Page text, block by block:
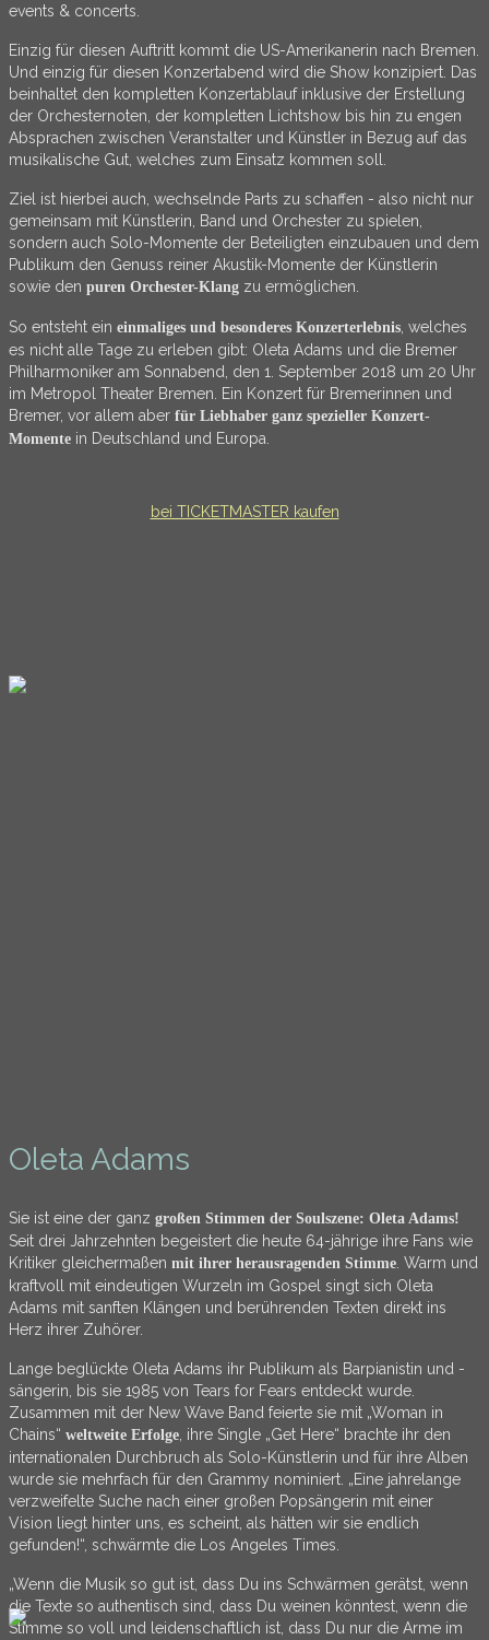
events & concerts.
Einzig für diesen Auftritt kommt die US-Amerikanerin nach Bremen.
Und einzig für diesen Konzertabend wird die Show konzipiert. Das
beinhaltet den kompletten Konzertablauf inklusive der Erstellung
der Orchesternoten, der kompletten Lichtshow bis hin zu engen
Absprachen zwischen Veranstalter und Künstler in Bezug auf das
musikalische Gut, welches zum Einsatz kommen soll.
Ziel ist hierbei auch, wechselnde Parts zu schaffen - also nicht nur
gemeinsam mit Künstlerin, Band und Orchester zu spielen,
sondern auch Solo-Momente der Beteiligten einzubauen und dem
Publikum den Genuss reiner Akustik-Momente der Künstlerin
sowie den puren Orchester-Klang zu ermöglichen.
So entsteht ein einmaliges und besonderes Konzerterlebnis , welches
es nicht alle Tage zu erleben gibt: Oleta Adams und die Bremer
Philharmoniker am Sonnabend, den 1. September 2018 um 20 Uhr
im Metropol Theater Bremen. Ein Konzert für Bremerinnen und
Bremer, vor allem aber für Liebhaber ganz spezieller Konzert-
Momente in Deutschland und Europa.
bei TICKETMASTER kaufen
Oleta Adams
Sie ist eine der ganz großen Stimmen der Soulszene: Oleta Adams!
Seit drei Jahrzehnten begeistert die heute 64-jährige ihre Fans wie
Kritiker gleichermaßen mit ihrer herausragenden Stimme. Warm und
kraftvoll mit eindeutigen Wurzeln im Gospel singt sich Oleta
Adams mit sanften Klängen und berührenden Texten direkt ins
Herz ihrer Zuhörer.
Lange beglückte Oleta Adams ihr Publikum als Barpianistin und -
sängerin, bis sie 1985 von Tears for Fears entdeckt wurde.
Zusammen mit der New Wave Band feierte sie mit „Woman in
Chains“ weltweite Erfolge, ihre Single „Get Here“ brachte ihr den
internationalen Durchbruch als Solo-Künstlerin und für ihre Alben
wurde sie mehrfach für den Grammy nominiert. „Eine jahrelange
verzweifelte Suche nach einer großen Popsängerin mit einer
Vision liegt hinter uns, es scheint, als hätten wir sie endlich
gefunden!“, schwärmte die Los Angeles Times.
„Wenn die Musik so gut ist, dass Du ins Schwärmen gerätst, wenn
die Texte so authentisch sind, dass Du weinen könntest, wenn die
Stimme so voll und leidenschaftlich ist, dass Du nur die Arme im